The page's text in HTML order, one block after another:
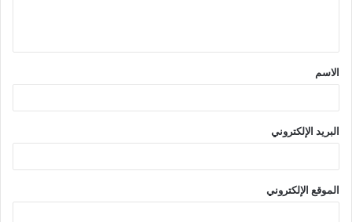
ق
*
الاسم
البريد الإلكتروني
الموقع الإلكتروني